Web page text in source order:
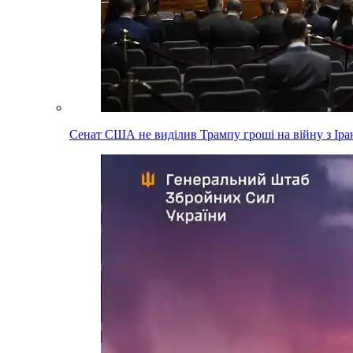
Сенат США не виділив Трампу гроші на війну з